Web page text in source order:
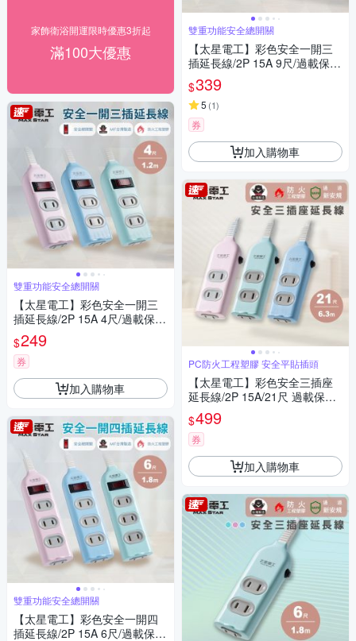
家飾衛浴開運限時優惠3折起
滿100大優惠
雙重功能安全總開關
【太星電工】彩色安全一開三
插延長線/2P 15A 4尺/過載保
護/台灣製造/總開關/扁插頭
$249
券
加入購物車
雙重功能安全總開關
【太星電工】彩色安全一開四
插延長線/2P 15A 6尺/過載保
雙重功能安全總開關
【太星電工】彩色安全一開三
插延長線/2P 15A 9尺/過載保
護/台灣製造/總開關/扁插頭
$339
5 (1)
券
加入購物車
PC防火工程塑膠 安全平貼插頭
【太星電工】彩色安全三插座
延長線/2P 15A/21尺 過載保護/
台灣製造/扁平插頭
$499
券
加入購物車